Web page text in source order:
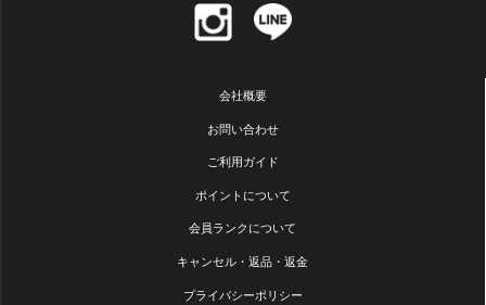
会社概要
お問い合わせ
ご利用ガイド
ポイントについて
会員ランクについて
キャンセル・返品・返金
プライバシーポリシー